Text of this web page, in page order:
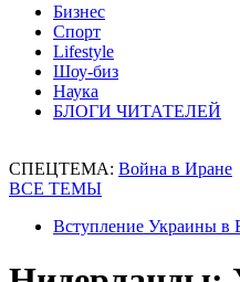
Бизнес
Спорт
Lifestyle
Шоу-биз
Наука
БЛОГИ ЧИТАТЕЛЕЙ
СПЕЦТЕМА: Война в Иране
ВСЕ ТЕМЫ
Вступление Украины в